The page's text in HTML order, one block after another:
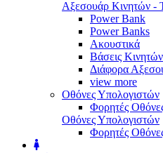
Αξεσουάρ Κινητών -
Power Bank
Power Banks
Ακουστικά
Βάσεις Κινητών
Διάφορα
view more
Οθόνες Υπολογιστών
Φορητές
Οθόνες Υπολογιστών
Φορητές